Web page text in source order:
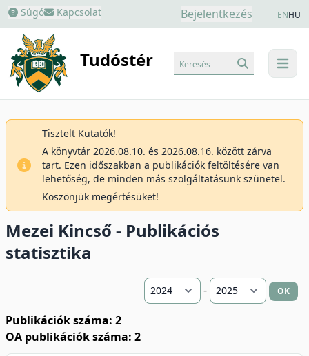
Súgó Kapcsolat Bejelentkezés ENHU
Tudóstér menu
Keresés
Tisztelt Kutatók!
A könyvtár 2026.08.10. és 2026.08.16. között zárva
tart. Ezen időszakban a publikációk feltöltésére van
lehetőség, de minden más szolgáltatásunk szünetel.
Köszönjük megértésüket!
Mezei Kincső - Publikációs
statisztika
- OK
Publikációk száma: 2
OA publikációk száma: 2